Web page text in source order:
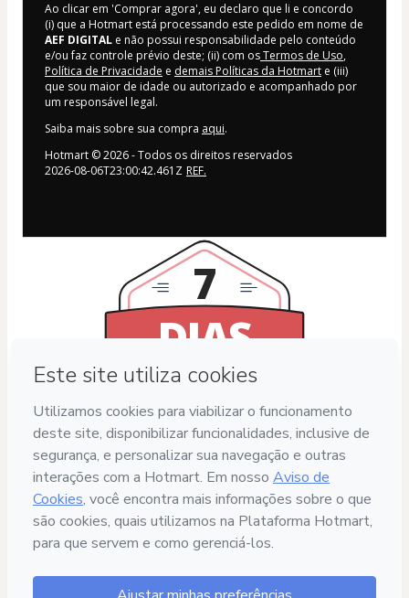
Ao clicar em 'Comprar agora', eu declaro que li e concordo
(i) que a Hotmart está processando este pedido em nome de
AEF DIGITAL e não possui responsabilidade pelo conteúdo
e/ou faz controle prévio deste; (ii) com osTermos de Uso,
Política de Privacidade e demais Políticas da Hotmart e (iii)
que sou maior de idade ou autorizado e acompanhado por
um responsável legal.
Saiba mais sobre sua compra aqui.
Hotmart ©2026- Todos os direitos reservados
2026-08-06T23:00:42.461Z REF.
DIAS
SATISFAÇÃO GARANTIDA
7
Privacidade
Sua informação 100% segura